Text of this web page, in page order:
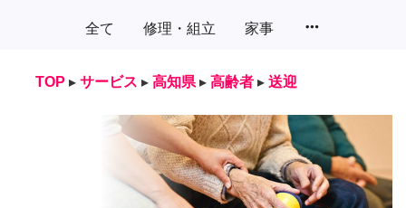
全て 修理・組立 家事 more_horiz
TOP ▸ サービス ▸ 高知県 ▸ 高齢者 ▸ 送迎